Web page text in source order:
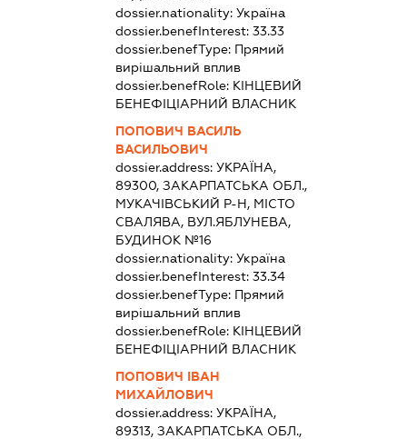
dossier.nationality:Україна
dossier.benefInterest:33.33
dossier.benefType: Прямий
вирішальний вплив
dossier.benefRole: КІНЦЕВИЙ
БЕНЕФІЦІАРНИЙ ВЛАСНИК
ПОПОВИЧ ВАСИЛЬ
ВАСИЛЬОВИЧ
dossier.address:УКРАЇНА,
89300, ЗАКАРПАТСЬКА ОБЛ.,
МУКАЧІВСЬКИЙ Р-Н, МІСТО
СВАЛЯВА, ВУЛ.ЯБЛУНЕВА,
БУДИНОК №16
dossier.nationality:Україна
dossier.benefInterest:33.34
dossier.benefType: Прямий
вирішальний вплив
dossier.benefRole: КІНЦЕВИЙ
БЕНЕФІЦІАРНИЙ ВЛАСНИК
ПОПОВИЧ ІВАН
МИХАЙЛОВИЧ
dossier.address:УКРАЇНА,
89313, ЗАКАРПАТСЬКА ОБЛ.,